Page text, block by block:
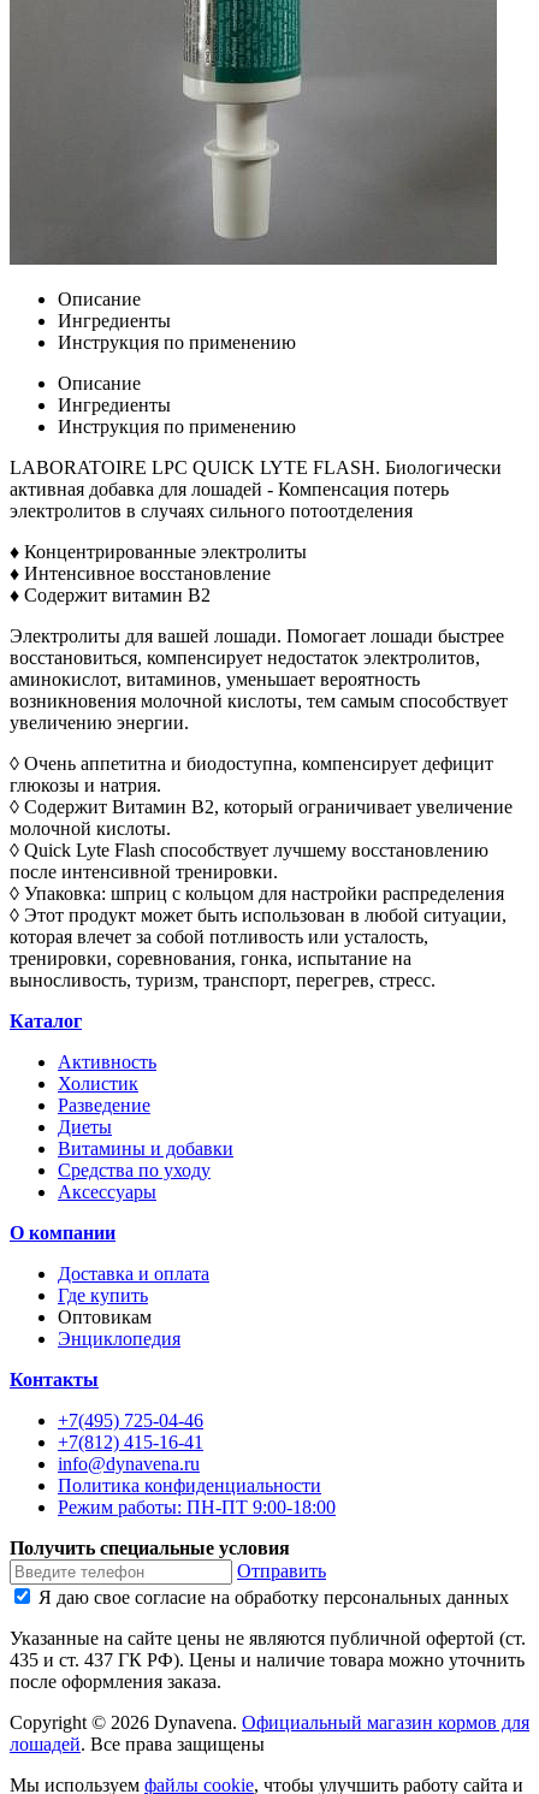
Описание
Ингредиенты
Инструкция по применению
Описание
Ингредиенты
Инструкция по применению
LABORATOIRE LPC QUICK LYTE FLASH. Биологически
активная добавка для лошадей - Компенсация потерь
электролитов в случаях сильного потоотделения
♦ Концентрированные электролиты
♦ Интенсивное восстановление
♦ Содержит витамин В2
Электролиты для вашей лошади. Помогает лошади быстрее
восстановиться, компенсирует недостаток электролитов,
аминокислот, витаминов, уменьшает вероятность
возникновения молочной кислоты, тем самым способствует
увеличению энергии.
◊ Очень аппетитна и биодоступна, компенсирует дефицит
глюкозы и натрия.
◊ Содержит Витамин B2, который ограничивает увеличение
молочной кислоты.
◊ Quick Lyte Flash способствует лучшему восстановлению
после интенсивной тренировки.
◊ Упаковка: шприц с кольцом для настройки распределения
◊ Этот продукт может быть использован в любой ситуации,
которая влечет за собой потливость или усталость,
тренировки, соревнования, гонка, испытание на
выносливость, туризм, транспорт, перегрев, стресс.
Каталог
Активность
Холистик
Разведение
Диеты
Витамины и добавки
Средства по уходу
Аксессуары
О компании
Доставка и оплата
Где купить
Оптовикам
Энциклопедия
Контакты
+7(495) 725-04-46
+7(812) 415-16-41
info@dynavena.ru
Политика конфиденциальности
Режим работы: ПН-ПТ 9:00-18:00
Получить специальные условия
Отправить
Я даю свое согласие на обработку персональных данных
Указанные на сайте цены не являются публичной офертой (ст.
435 и ст. 437 ГК РФ). Цены и наличие товара можно уточнить
после оформления заказа.
Copyright © 2026 Dynavena. Официальный магазин кормов для
лошадей. Все права защищены
Мы используем файлы cookie, чтобы улучшить работу сайта и